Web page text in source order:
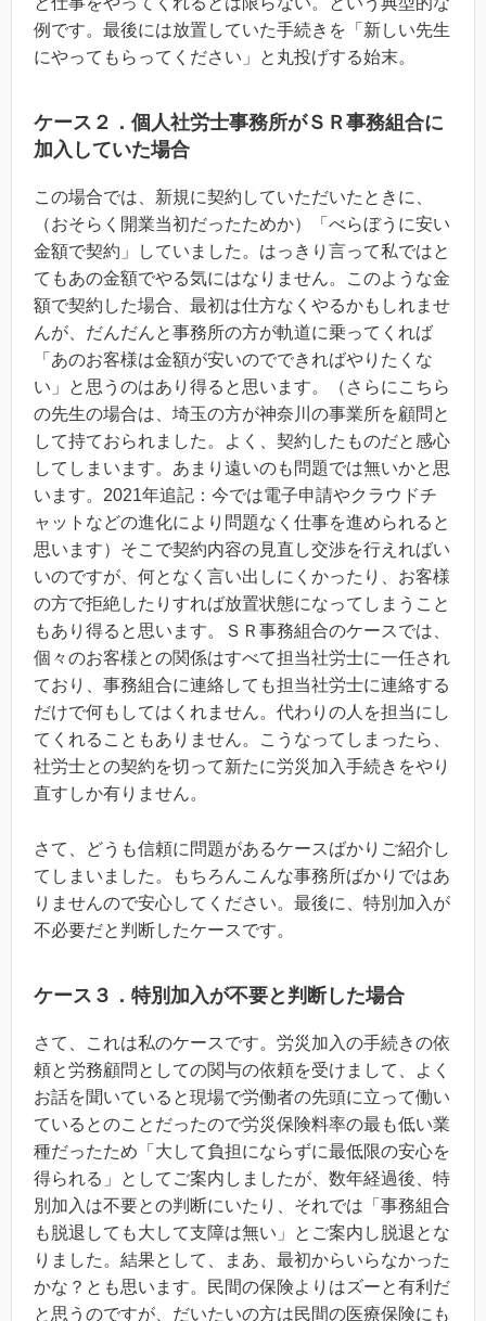
例です。最後には放置していた手続きを「新しい先生
にやってもらってください」と丸投げする始末。
ケース２．個人社労士事務所がＳＲ事務組合に
加入していた場合
この場合では、新規に契約していただいたときに、
（おそらく開業当初だったためか）「べらぼうに安い
金額で契約」していました。はっきり言って私ではと
てもあの金額でやる気にはなりません。このような金
額で契約した場合、最初は仕方なくやるかもしれませ
んが、だんだんと事務所の方が軌道に乗ってくれば
「あのお客様は金額が安いのでできればやりたくな
い」と思うのはあり得ると思います。（さらにこちら
の先生の場合は、埼玉の方が神奈川の事業所を顧問と
して持ておられました。よく、契約したものだと感心
してしまいます。あまり遠いのも問題では無いかと思
います。2021年追記：今では電子申請やクラウドチ
ャットなどの進化により問題なく仕事を進められると
思います）そこで契約内容の見直し交渉を行えればい
いのですが、何となく言い出しにくかったり、お客様
の方で拒絶したりすれば放置状態になってしまうこと
もあり得ると思います。ＳＲ事務組合のケースでは、
個々のお客様との関係はすべて担当社労士に一任され
ており、事務組合に連絡しても担当社労士に連絡する
だけで何もしてはくれません。代わりの人を担当にし
てくれることもありません。こうなってしまったら、
社労士との契約を切って新たに労災加入手続きをやり
直すしか有りません。
さて、どうも信頼に問題があるケースばかりご紹介し
てしまいました。もちろんこんな事務所ばかりではあ
りませんので安心してください。最後に、特別加入が
不必要だと判断したケースです。
ケース３．特別加入が不要と判断した場合
さて、これは私のケースです。労災加入の手続きの依
頼と労務顧問としての関与の依頼を受けまして、よく
お話を聞いていると現場で労働者の先頭に立って働い
ているとのことだったので労災保険料率の最も低い業
種だったため「大して負担にならずに最低限の安心を
得られる」としてご案内しましたが、数年経過後、特
別加入は不要との判断にいたり、それでは「事務組合
も脱退しても大して支障は無い」とご案内し脱退とな
りました。結果として、まあ、最初からいらなかった
かな？とも思います。民間の保険よりはズーと有利だ
と思うのですが、だいたいの方は民間の医療保険にも